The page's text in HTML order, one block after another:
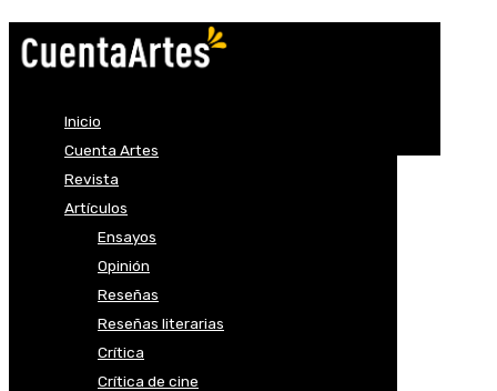
Inicio
Cuenta Artes
Revista
Artículos
Ensayos
Opinión
Reseñas
Reseñas literarias
Crítica
Crítica de cine